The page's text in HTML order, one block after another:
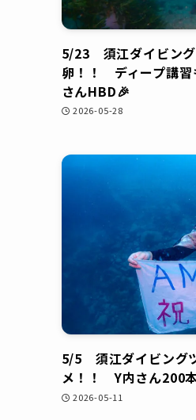
5/23 須江ダイビン
卵！！ ディープ講
さんHBD🎉
2026-05-28
5/5 須江ダイビング
メ！！ Y内さん200
2026-05-11